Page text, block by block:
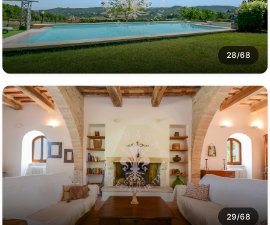
28/68
29/68